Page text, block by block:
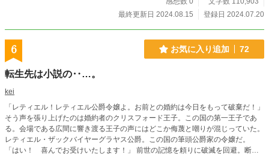
最終更新日 2024.08.15
登録日 2024.07.20
6 お気に入り追加 72
転生先は小説の‥…。
kei
「レティエル！レティエル公爵令嬢よ。お前との婚約は今日をもって破棄だ！」
そう声を張り上げたのは婚約者のクリスフォード王子。この国の第一王子であ
る。会場である広間に響き渡る王子の声にはどこか侮蔑と嘲りが混じっていた。
レティエル・ザックバイヤーグラヤス公爵。この国の筆頭公爵家の令嬢だ。
「はい！ 喜んでお受けいたします！」 前世の記憶を頼りに破滅を回避。断罪